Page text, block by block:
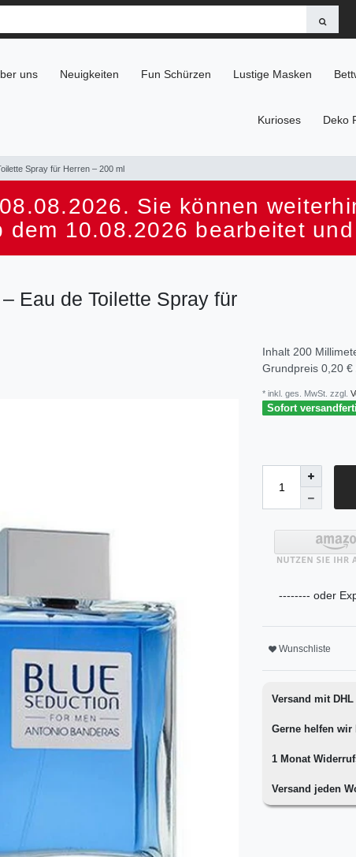
uns Neuigkeiten Fun Schürzen Lustige Masken
Kurioses Deko
Spray für Herren – 200 ml
Sie können
dem 10.08.2026 bearbeitet
Eau de Toilette Spray für
Inhalt 200
Grundpreis0,20 €
* inkl. ges. MwSt. zzgl.
Sofort
-------- oder
Wunschliste
Versand mit DHL
Gerne helfen wir
1 Monat
Versand jeden